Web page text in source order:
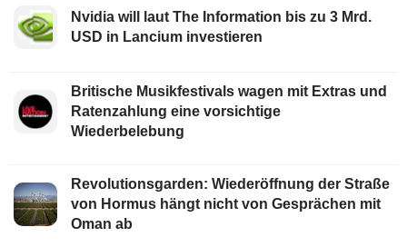
Nvidia will laut The Information bis zu 3 Mrd.
USD in Lancium investieren
Britische Musikfestivals wagen mit Extras und
Ratenzahlung eine vorsichtige
Wiederbelebung
Revolutionsgarden: Wiederöffnung der Straße
von Hormus hängt nicht von Gesprächen mit
Oman ab